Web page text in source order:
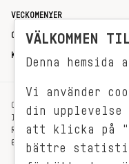
VECKOMENYER
OM OSS
KONTAKT
OXENSTIERNSGATAN 33
114 27 STOCKHOLM
08-799 62 01
VÄLKOMMEN
Denna hemsida
Vi använder
din upplevelse
att klicka på
bättre